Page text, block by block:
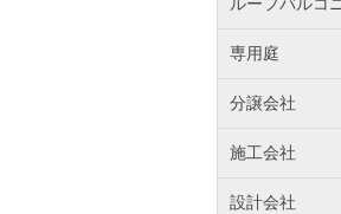
専用庭
分譲会社
施工会社
設計会社